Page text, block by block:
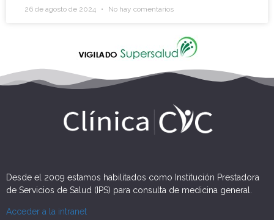
26 de agosto de 2024 No hay comentarios
Desde el 2009 estamos habilitados como Institución Prestadora
de Servicios de Salud (IPS) para consulta de medicina general.
Acceder a la intranet